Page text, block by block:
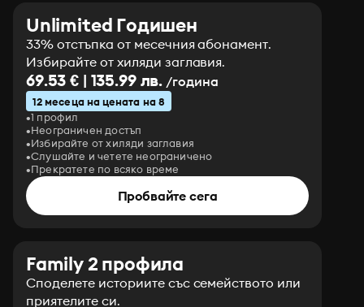
Unlimited Годишен
33% отстъпка от месечния абонамент.
Избирайте от хиляди заглавия.
69.53 € | 135.99 лв. /година
12 месеца на цената на 8
1 профил
Неограничен достъп
Избирайте от хиляди заглавия
Слушайте и четете неограничено
Прекратете по всяко време
Пробвайте сега
Family 2 профила
Споделете историите със семейството или
приятелите си.